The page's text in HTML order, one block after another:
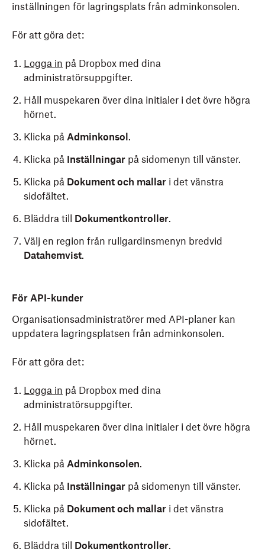
inställningen för lagringsplats från adminkonsolen.
För att göra det:
Logga in på Dropbox med dina
administratörsuppgifter.
Håll muspekaren över dina initialer i det övre högra
hörnet.
Klicka på Adminkonsol .
Klicka på Inställningar på sidomenyn till vänster.
Klicka på Dokument och mallar i det vänstra
sidofältet.
Bläddra till Dokumentkontroller.
Välj en region från rullgardinsmenyn bredvid
Datahemvist.
För API-kunder
Organisationsadministratörer med API-planer kan
uppdatera lagringsplatsen från adminkonsolen.
För att göra det:
Logga in på Dropbox med dina
administratörsuppgifter.
Håll muspekaren över dina initialer i det övre högra
hörnet.
Klicka på Adminkonsolen.
Klicka på Inställningar på sidomenyn till vänster.
Klicka på Dokument och mallar i det vänstra
sidofältet.
Bläddra till Dokumentkontroller.